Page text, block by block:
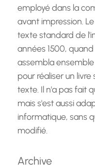
employé dans la
avant impression.
texte standard de
années 1500,
assembla
pour réaliser un
texte. Il n'a pas fait
mais s'est aussi
informatique, sans
modifié.
Archive